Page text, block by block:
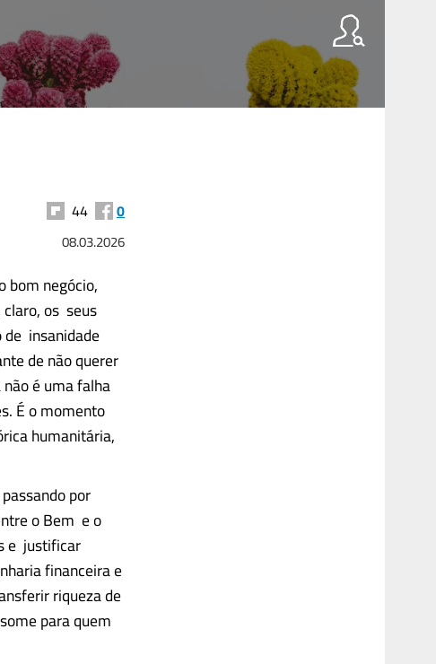
44 0
08.03.2026
bom negócio,
os seus
insanidade
de não querer
é uma falha
É o momento
humanitária,
por
o Bem e o
e justificar
financeira e
riqueza de
para quem